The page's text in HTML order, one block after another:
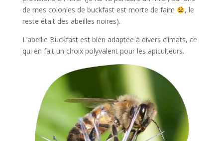
de mes colonies de buckfast est morte de faim
, le
reste était des abeilles noires).
L’abeille Buckfast est bien adaptée à divers climats, ce
qui en fait un choix polyvalent pour les apiculteurs.